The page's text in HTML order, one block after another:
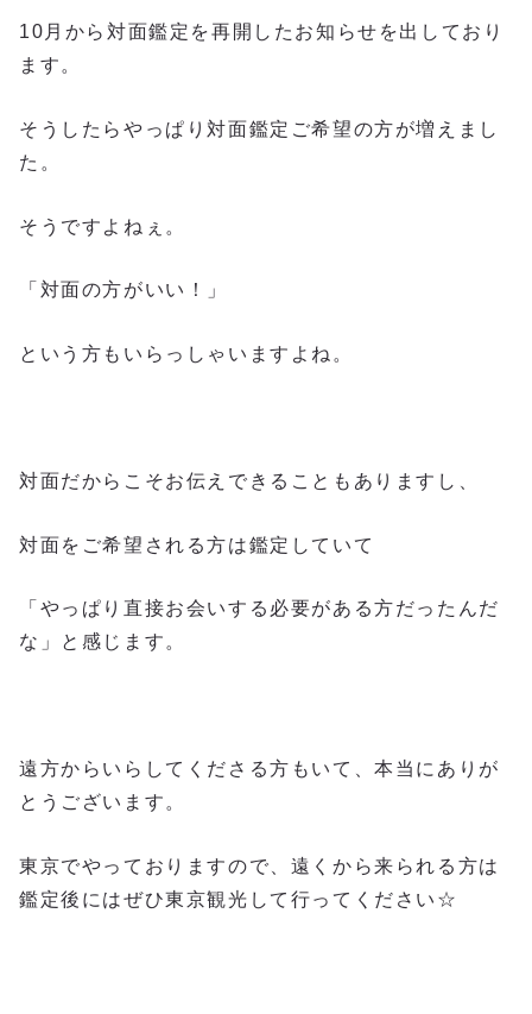
10月から対面鑑定を再開したお知らせを出しており
ます。
そうしたらやっぱり対面鑑定ご希望の方が増えまし
た。
そうですよねぇ。
「対面の方がいい！」
という方もいらっしゃいますよね。
対面だからこそお伝えできることもありますし、
対面をご希望される方は鑑定していて
「やっぱり直接お会いする必要がある方だったんだ
な」と感じます。
遠方からいらしてくださる方もいて、本当にありが
とうございます。
東京でやっておりますので、遠くから来られる方は
鑑定後にはぜひ東京観光して行ってください☆